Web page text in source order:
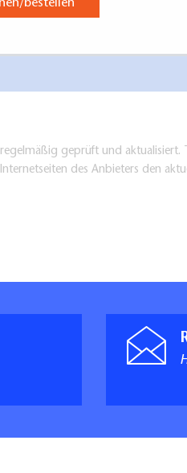
bestellen
geprüft und
des Anbieters den